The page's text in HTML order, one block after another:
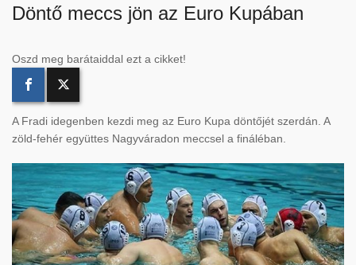
Döntő meccs jön az Euro Kupában
Oszd meg barátaiddal ezt a cikket!
A Fradi idegenben kezdi meg az Euro Kupa döntőjét szerdán. A
zöld-fehér együttes Nagyváradon meccsel a fináléban.